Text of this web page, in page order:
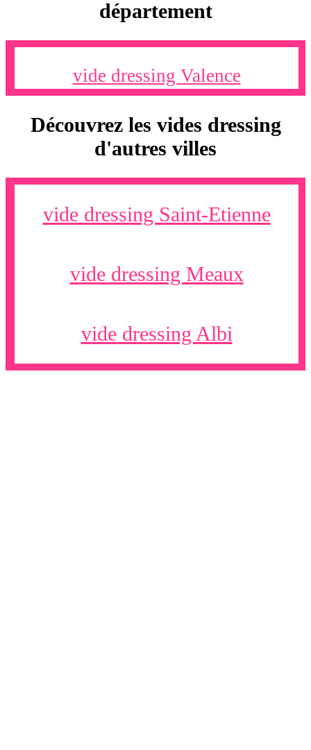
département
vide dressing Valence
Découvrez les vides dressing
d'autres villes
vide dressing Saint-Etienne
vide dressing Meaux
vide dressing Albi